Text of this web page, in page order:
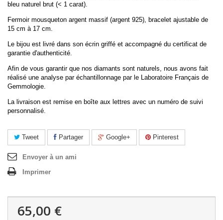
bleu naturel brut (< 1 carat).
Fermoir mousqueton argent massif (argent 925), bracelet ajustable de
15 cm à 17 cm.
Le bijou est livré dans son écrin griffé et accompagné du certificat de
garantie d'authenticité.
Afin de vous garantir que nos diamants sont naturels, nous avons fait
réalisé une analyse par échantillonnage par le Laboratoire Français de
Gemmologie.
La livraison est remise en boîte aux lettres avec un numéro de suivi
personnalisé.
Tweet Partager Google+ Pinterest
Envoyer à un ami
Imprimer
65,00 €